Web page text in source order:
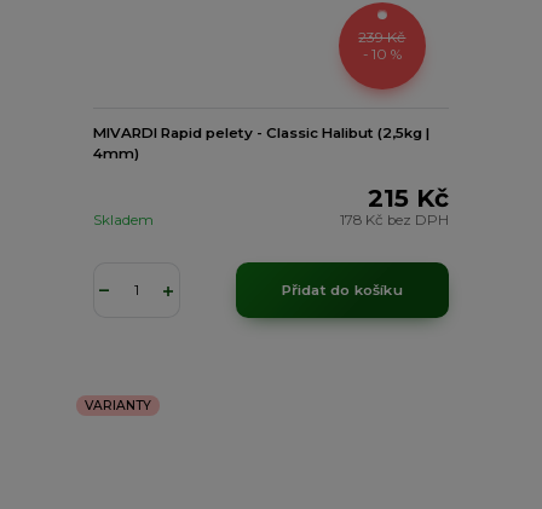
239 Kč
- 10 %
MIVARDI Rapid pelety - Classic Halibut (2,5kg |
4mm)
215 Kč
178 Kč bez DPH
Skladem
Přidat do košíku
VARIANTY